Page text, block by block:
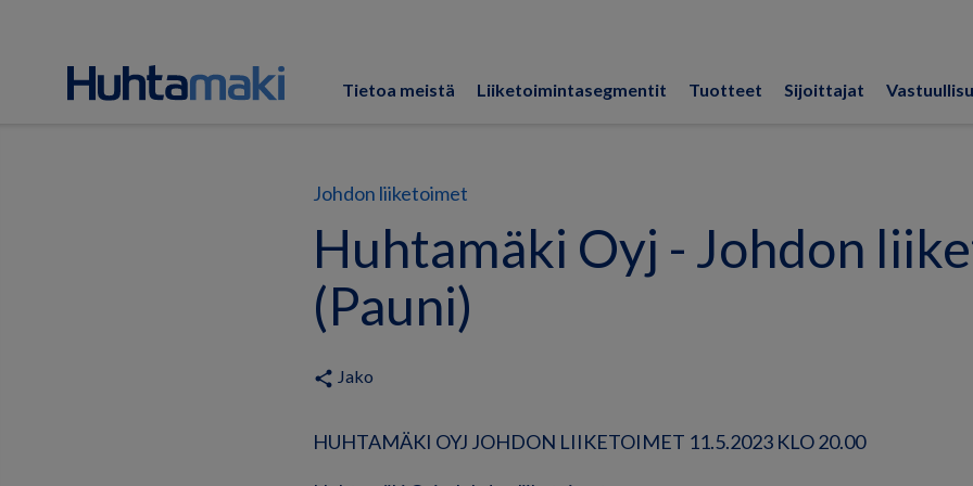
Tietoa meistä Liiketoimintasegmentit Tuotteet Sijoittajat
Johdon liiketoimet
Huhtamäki Oyj - Johdon
(Pauni)
share Jako
HUHTAMÄKI OYJ JOHDON LIIKETOIMET 11.5.2023 KLO 20.00